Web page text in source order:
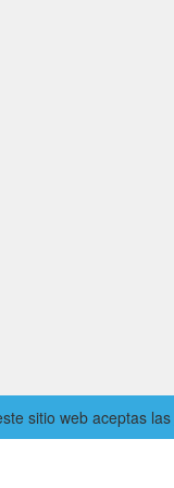
sitio web aceptas las